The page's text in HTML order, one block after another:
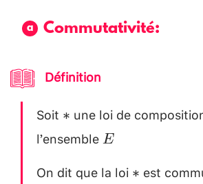
Commutativité:
Définition
Soit *
∗ une loi de
l’ensembleE \\
E
On dit que la loi *
∗ est